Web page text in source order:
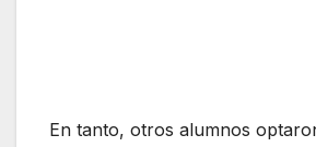
En tanto, otros alumnos